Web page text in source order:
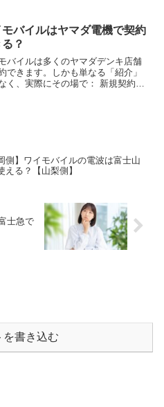
乗り換え 機種変更 SIMのみ契約
約...
モバイルはヤマダ電機で契約
？
バイルは多くのヤマダデンキ店舗
できます。しかも単なる「紹介」
く、実際にその場で： 新規契約
側】ワイモバイルの電波は富士山
える？【山梨側】
士急で
を書き込む